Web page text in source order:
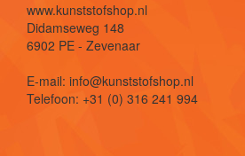
www.kunststofshop.nl
Didamseweg 148
6902 PE - Zevenaar
E-mail: info@kunststofshop.nl
Telefoon: +31 (0) 316 241 994